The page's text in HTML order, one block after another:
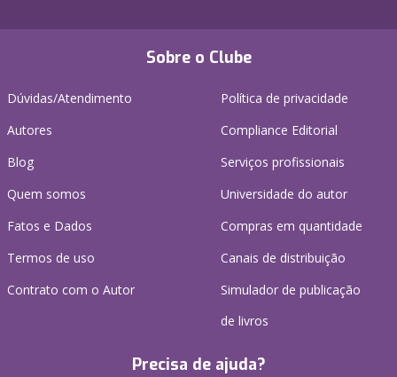
Sobre o Clube
Dúvidas/Atendimento
Autores
Blog
Quem somos
Fatos e Dados
Termos de uso
Contrato com o Autor
Política de privacidade
Compliance Editorial
Serviços profissionais
Universidade do autor
Compras em quantidade
Canais de distribuição
Simulador de publicação
de livros
Precisa de ajuda?